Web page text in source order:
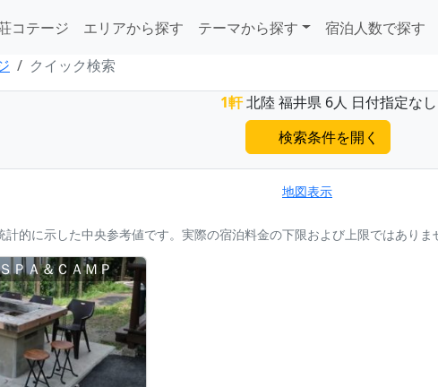
コテージ エリアから探す テーマから探す 宿泊人数で探す
クイック検索
1軒北陸 福井県 6人 日付指定なし
検索条件を開く
地図表示
的に示した中央参考値です。実際の宿泊料金の下限および上限ではありま
ＰＡ＆ＣＡＭＰ